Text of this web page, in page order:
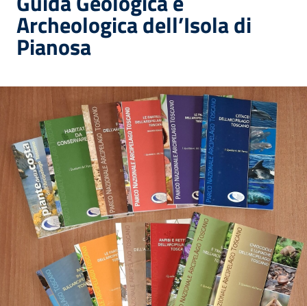
Archeologica dell’Isola di
Pianosa